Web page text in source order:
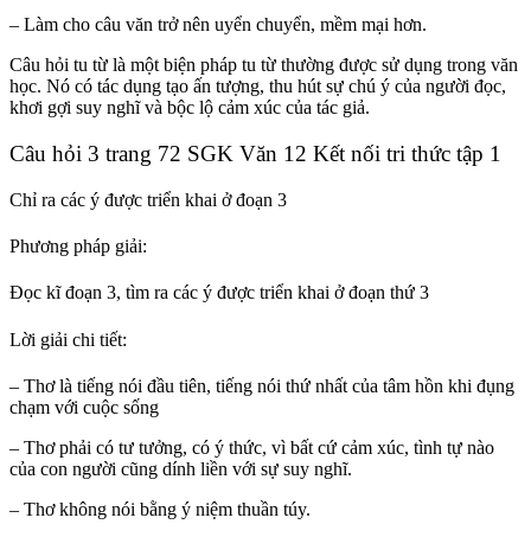
– Làm cho câu văn trở nên uyển chuyển, mềm mại hơn.
Câu hỏi tu từ là một biện pháp tu từ thường được sử dụng trong văn
học. Nó có tác dụng tạo ấn tượng, thu hút sự chú ý của người đọc,
khơi gợi suy nghĩ và bộc lộ cảm xúc của tác giả.
Câu hỏi 3 trang 72 SGK Văn 12 Kết nối tri thức tập 1
Chỉ ra các ý được triển khai ở đoạn 3
Phương pháp giải:
Đọc kĩ đoạn 3, tìm ra các ý được triển khai ở đoạn thứ 3
Lời giải chi tiết:
– Thơ là tiếng nói đầu tiên, tiếng nói thứ nhất của tâm hồn khi đụng
chạm với cuộc sống
– Thơ phải có tư tưởng, có ý thức, vì bất cứ cảm xúc, tình tự nào
của con người cũng dính liền với sự suy nghĩ.
– Thơ không nói bằng ý niệm thuần túy.